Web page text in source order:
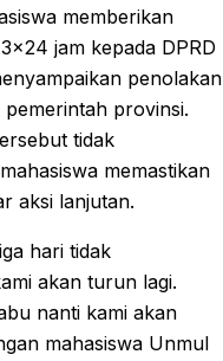
memberikan
jam kepada DPRD
penolakan
provinsi.
tidak
memastikan
aksi lanjutan.
hari tidak
akan turun lagi.
nanti kami akan
mahasiswa Unmul